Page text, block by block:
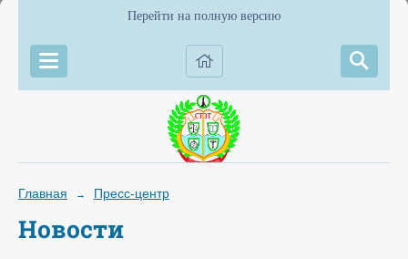
Перейти на полную версию
Главная → Пресс-центр
Новости